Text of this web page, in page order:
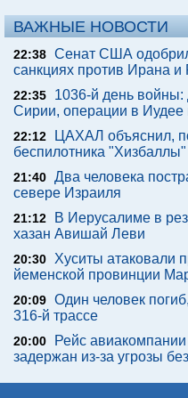
ВАЖНЫЕ НОВОСТИ
22:38 Сенат США
санкциях против Ирана и
22:35
1036-й день войны:
Сирии, операции в
22:12
ЦАХАЛ объяснил,
беспилотника
21:40 Два человека
севере Израиля
21:12
В Иерусалиме в
хазан Авишай Леви
20:30 Хуситы атаковали
йеменской провинции
20:09 Один человек
316-й трассе
20:00
Рейс
задержан из-за угрозы